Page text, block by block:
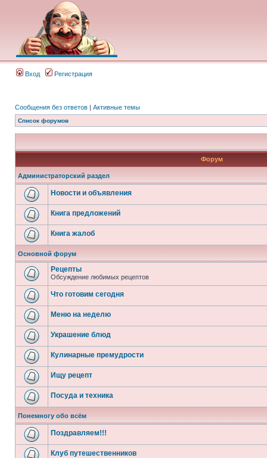
Вход Регистрация
Сообщения без ответов | Активные темы
Список форумов
Форум
Администраторский раздел
Новости и объявления
Книга предложений
Книга жалоб
Основной форум
Рецепты
Обсуждение любимых рецептов
Что готовим сегодня
Меню на неделю
Украшение блюд
Кулинарные премудрости
Ищу рецепт
Посуда и техника
Понемногу обо всём
Поздравляем!!!
Клуб путешественников